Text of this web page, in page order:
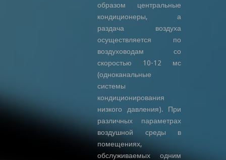
образом центральные
кондиционеры, а
раздача воздуха
осуществляется по
воздуховодам со
скоростью 10-12 мс
(одноканальные
системы
кондиционирования
низкого давления). При
различных параметрах
воздушной среды в
помещениях,
обслуживаемых одним